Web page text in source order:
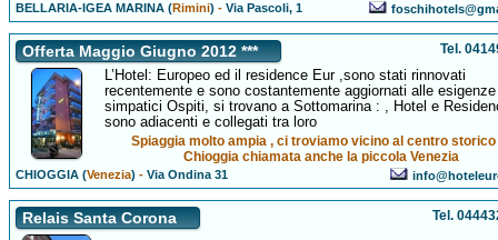
BELLARIA-IGEA MARINA (Rimini) -Via Pascoli, 1
Offerta Maggio Giugno 2012 *** Tel.
L’Hotel: Europeo ed il residence Eur ,sono stati rinnovati
recentemente e sono costantemente aggiornati alle
simpatici Ospiti, si trovano a Sottomarina : , Hotel e
sono adiacenti e collegati tra loro
Spiaggia molto ampia , ci troviamo vicino al centro storico
Chioggia chiamata anche la piccola Venezia
CHIOGGIA (Venezia) -Via Ondina 31
Relais Santa Corona Tel.